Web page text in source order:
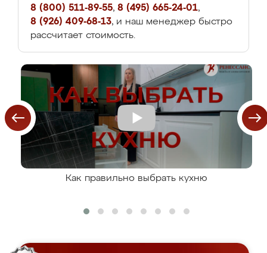
8 (800) 511-89-55, 8 (495) 665-24-01,
8 (926) 409-68-13, и наш менеджер быстро
рассчитает стоимость.
Как правильно выбрать кухню